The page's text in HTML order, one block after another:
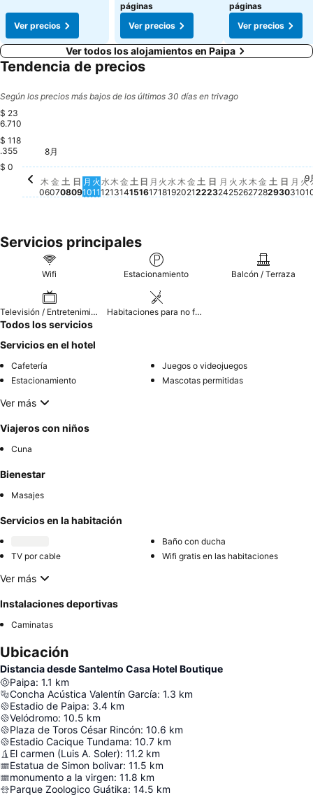
Ver precios
páginas
Ver precios
páginas
Ver precios
Ver todos los alojamientos en Paipa
Tendencia de precios
Según los precios más bajos de los últimos 30 días en trivago
$ 23
6.710
$ 118
.355
$ 0
木, 8月 06
$ 209.406
8月
木
06
金, 8月 07
No hay ningún precio disponible para esta fecha
金
07
土
08
日
09
月, 8月 10
No hay ningún precio disponible para
月
10
火, 8月 11
No hay ningún precio disponible para
火
11
水, 8月 12
No hay ningún precio disponible para
水
12
木
13
金, 8月 14
No hay ningún precio disponible
金
14
土
15
日
16
月, 8月 17
No hay ningún precio
月
17
火, 8月 18
No hay ningún precio
火
18
水, 8月 19
No hay ningún precio
水
19
木, 8月 20
No hay ningún precio
木
20
金, 8月 21
No hay ningún precio
金
21
土, 8月 22
No hay ningún
土
22
日
23
月, 8月 24
No hay ningún
月
24
火, 8月 25
No hay
火
25
水, 8月 26
No hay
水
26
木
27
金, 8月
No hay
金
28
土, 8月
No
土
29
日
30
月,
No
月
31
9
火
01
Servicios principales
Wifi Estacionamiento Balcón / Terraza
Televisión / Entretenimiento Habitaciones para no fumadores
Todos los servicios
Servicios en el hotel
Cafetería
Juegos o videojuegos
Estacionamiento
Mascotas permitidas
Ver más
Viajeros con niños
Cuna
Bienestar
Masajes
Servicios en la habitación
Baño con ducha
TV por cable
Wifi gratis en las habitaciones
Ver más
Instalaciones deportivas
Caminatas
Ubicación
Distancia desde Santelmo Casa Hotel Boutique
Paipa: 1.1 km
Concha Acústica Valentín García: 1.3 km
Estadio de Paipa: 3.4 km
Velódromo: 10.5 km
Plaza de Toros César Rincón: 10.6 km
Estadio Cacique Tundama: 10.7 km
El carmen (Luis A. Soler): 11.2 km
Estatua de Simon bolivar: 11.5 km
monumento a la virgen: 11.8 km
Parque Zoologico Guátika: 14.5 km